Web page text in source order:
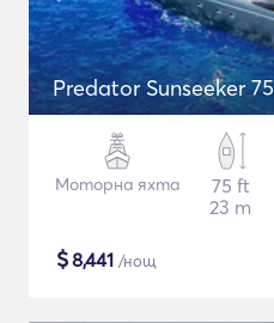
Predator Sunseeker 75
Моторна яхта
75 ft
23 m
$8,441 /нощ